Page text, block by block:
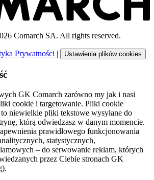
Comarch SA. All rights reserved.
Prywatności | Ustawienia plików cookies
GK Comarch zarówno my jak i nasi
cookie i targetowanie. Pliki cookie
niewielkie pliki tekstowe wysyłane do
którą odwiedzasz w danym momencie.
prawidłowego funkcjonowania
statystycznych,
– do serwowanie reklam, których
przez Ciebie stronach GK